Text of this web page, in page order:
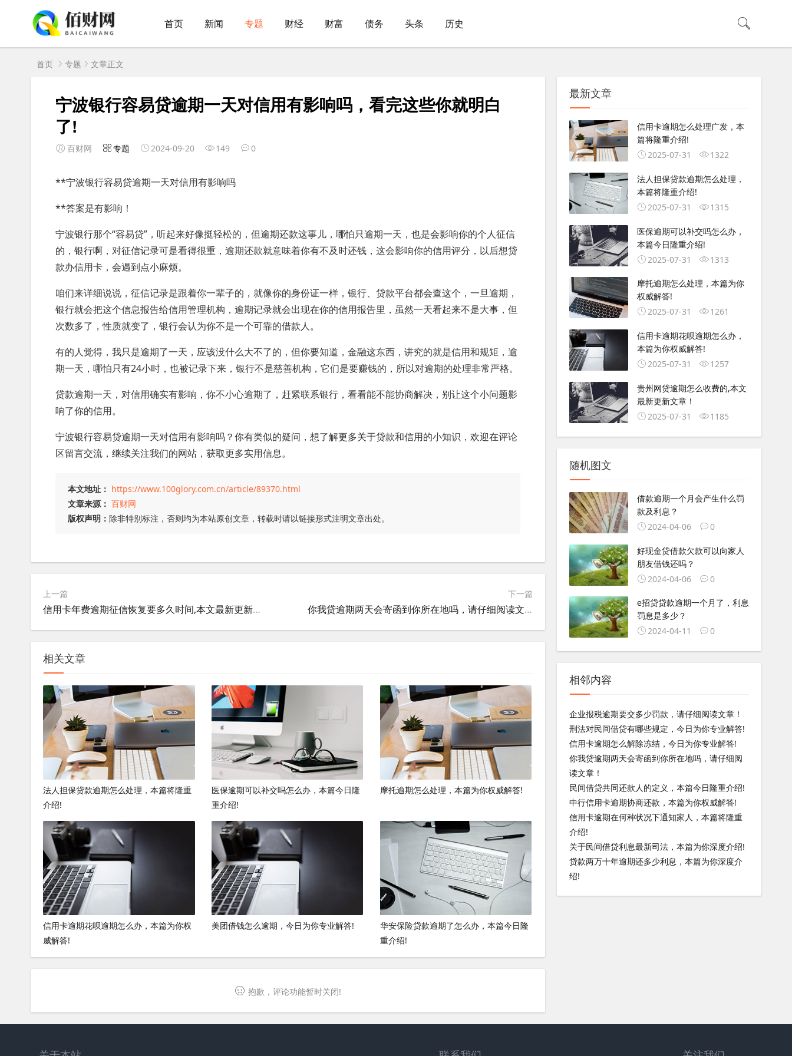
首页 新闻 专题 财经 财富 债务 头条 历史
首页 专题 文章正文
宁波银行容易贷逾期一天对信用有影响吗，看完这些你就明白
了!
百财网 专题 2024-09-20 149 0
**宁波银行容易贷逾期一天对信用有影响吗
**答案是有影响！
宁波银行那个“容易贷”，听起来好像挺轻松的，但逾期还款这事儿，哪怕只逾期一天，也是会影响你的个人征信
的，银行啊，对征信记录可是看得很重，逾期还款就意味着你有不及时还钱，这会影响你的信用评分，以后想贷
款办信用卡，会遇到点小麻烦。
咱们来详细说说，征信记录是跟着你一辈子的，就像你的身份证一样，银行、贷款平台都会查这个，一旦逾期，
银行就会把这个信息报告给信用管理机构，逾期记录就会出现在你的信用报告里，虽然一天看起来不是大事，但
次数多了，性质就变了，银行会认为你不是一个可靠的借款人。
有的人觉得，我只是逾期了一天，应该没什么大不了的，但你要知道，金融这东西，讲究的就是信用和规矩，逾
期一天，哪怕只有24小时，也被记录下来，银行不是慈善机构，它们是要赚钱的，所以对逾期的处理非常严格。
贷款逾期一天，对信用确实有影响，你不小心逾期了，赶紧联系银行，看看能不能协商解决，别让这个小问题影
响了你的信用。
宁波银行容易贷逾期一天对信用有影响吗？你有类似的疑问，想了解更多关于贷款和信用的小知识，欢迎在评论
区留言交流，继续关注我们的网站，获取更多实用信息。
本文地址： https://www.100glory.com.cn/article/89370.html
文章来源： 百财网
版权声明： 除非特别标注，否则均为本站原创文章，转载时请以链接形式注明文章出处。
上一篇
信用卡年费逾期征信恢复要多久时间,本文最新更新文章！
下一篇
你我贷逾期两天会寄函到你所在地吗，请仔细阅读文章！
相关文章
法人担保贷款逾期怎么处理，本篇将隆重
介绍!
医保逾期可以补交吗怎么办，本篇今日隆
重介绍!
摩托逾期怎么处理，本篇为你权威解答!
信用卡逾期花呗逾期怎么办，本篇为你权
威解答!
美团借钱怎么逾期，今日为你专业解答!
华安保险贷款逾期了怎么办，本篇今日隆
重介绍!
抱歉，评论功能暂时关闭!
最新文章
信用卡逾期怎么处理广发，本
篇将隆重介绍!
2025-07-31
1322
法人担保贷款逾期怎么处理，
本篇将隆重介绍!
2025-07-31
1315
医保逾期可以补交吗怎么办，
本篇今日隆重介绍!
2025-07-31
1313
摩托逾期怎么处理，本篇为你
权威解答!
2025-07-31
1261
信用卡逾期花呗逾期怎么办，
本篇为你权威解答!
2025-07-31
1257
贵州网贷逾期怎么收费的,本文
最新更新文章！
2025-07-31
1185
随机图文
借款逾期一个月会产生什么罚
款及利息？
2024-04-06
0
好现金贷借款欠款可以向家人
朋友借钱还吗？
2024-04-06
0
e招贷贷款逾期一个月了，利息
罚息是多少？
2024-04-11
0
相邻内容
企业报税逾期要交多少罚款，请仔细阅读文章！
刑法对民间借贷有哪些规定，今日为你专业解答!
信用卡逾期怎么解除冻结，今日为你专业解答!
你我贷逾期两天会寄函到你所在地吗，请仔细阅
读文章！
民间借贷共同还款人的定义，本篇今日隆重介绍!
中行信用卡逾期协商还款，本篇为你权威解答!
信用卡逾期在何种状况下通知家人，本篇将隆重
介绍!
关于民间借贷利息最新司法，本篇为你深度介绍!
贷款两万十年逾期还多少利息，本篇为你深度介
绍!